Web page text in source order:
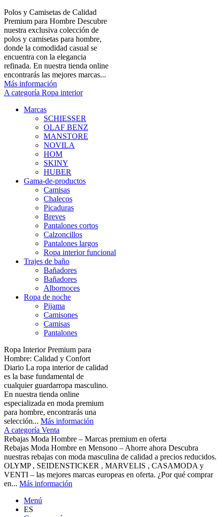
Polos y Camisetas de Calidad
Premium para Hombre Descubre
nuestra exclusiva colección de
polos y camisetas para hombre,
donde la comodidad casual se
encuentra con la elegancia
refinada. En nuestra tienda online
encontrarás las mejores marcas...
Más información
A categoría Ropa interior
Marcas
SCHIESSER
OLAF BENZ
MANSTORE
NOVILA
HOM
SKINY
HUBER
Gama-de-productos
Camisas
Chalecos
Picaduras
Breves
Pantalones cortos
Calzoncillos
Pantalones largos
Ropa interior funcional
Trajes de baño
Bañadores
Bañadores
Albornoces
Ropa de noche
Pijama
Camisones
Camisas
Pantalones
Ropa Interior Premium para
Hombre: Calidad y Confort
Diario La ropa interior de calidad
es la base fundamental de
cualquier guardarropa masculino.
En nuestra tienda online
especializada en moda premium
para hombre, encontrarás una
selección... Más información
A categoría Venta
Rebajas Moda Hombre – Marcas premium en oferta
Rebajas Moda Hombre en Mensono – Ahorre ahora Descubra
nuestras rebajas con moda masculina de calidad a precios reducidos.
OLYMP , SEIDENSTICKER , MARVELIS , CASAMODA y
VENTI – las mejores marcas europeas en oferta. ¿Por qué comprar
en... Más información
Menú
ES